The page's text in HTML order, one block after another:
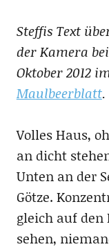
Steffis Text
der Kamera
Oktober 2012
Maulbeerblatt.
Volles Haus,
an dicht
Unten an der
Götze.
gleich auf den
sehen,